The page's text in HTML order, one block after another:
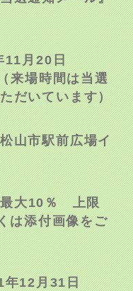
11月20日
来場時間は当選
だいています）
山市駅前広場イ
大10％ 上限
は添付画像をご
年12月31日